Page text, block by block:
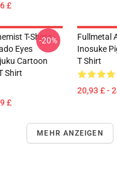
£
T-Shirts -
Eyes
Cartoon
Shirt
£
-20%
Fullmetal
Inosuke
T Shirt
20,93 £ -
MEHR ANZEIGEN